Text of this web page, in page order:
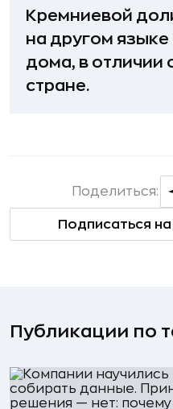
Кремниевой
на другом
дома, в отличии
стране.
Подписаться
Поделиться:
Публикации по